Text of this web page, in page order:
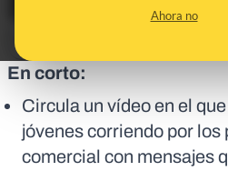
Ahora no
En corto:
Circula un vídeo en el
jóvenes corriendo por los
comercial con mensajes